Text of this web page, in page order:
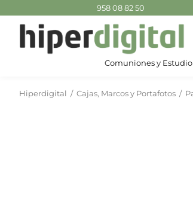
958 08 82 50
Comuniones y Estudio
Hiperdigital / Cajas, Marcos y Portafotos /